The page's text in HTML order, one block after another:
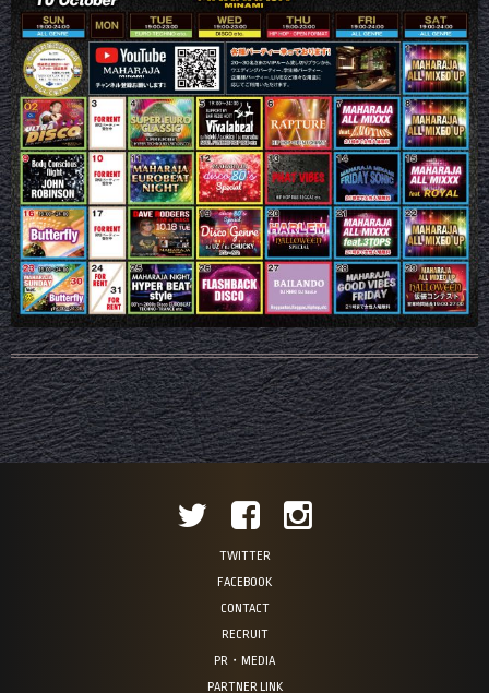
TWITTER
FACEBOOK
CONTACT
RECRUIT
PR・MEDIA
PARTNER LINK